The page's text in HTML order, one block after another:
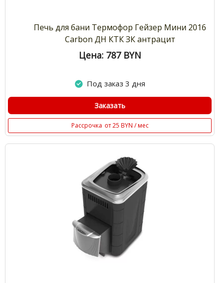
Печь для бани Термофор Гейзер Мини 2016
Carbon ДН КТК ЗК антрацит
Цена: 787 BYN
Под заказ 3 дня
Заказать
Рассрочка от 25 BYN / мес